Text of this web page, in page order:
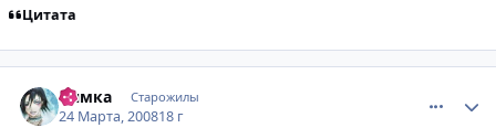
Цитата
Нямка Старожилы
24 Марта, 200818 г